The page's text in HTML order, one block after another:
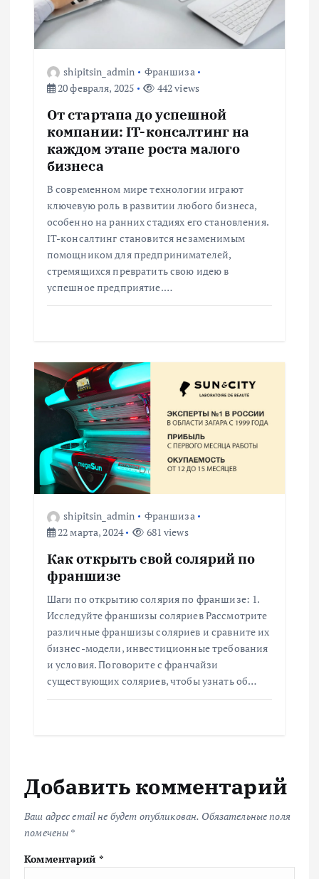
п
о
shipitsin_admin
Франшиза
20 февраля, 2025
442 views
От стартапа до успешной
компании: IT-консалтинг на
каждом этапе роста малого
бизнеса
В современном мире технологии играют
ключевую роль в развитии любого бизнеса,
особенно на ранних стадиях его становления.
IT-консалтинг становится незаменимым
помощником для предпринимателей,
стремящихся превратить свою идею в
успешное предприятие.…
shipitsin_admin
Франшиза
22 марта, 2024
681 views
Как открыть свой солярий по
франшизе
Шаги по открытию солярия по франшизе: 1.
Исследуйте франшизы соляриев Рассмотрите
различные франшизы соляриев и сравните их
бизнес-модели, инвестиционные требования
и условия. Поговорите с франчайзи
существующих соляриев, чтобы узнать об…
Добавить комментарий
Ваш адрес email не будет опубликован. Обязательные поля
помечены *
Комментарий *